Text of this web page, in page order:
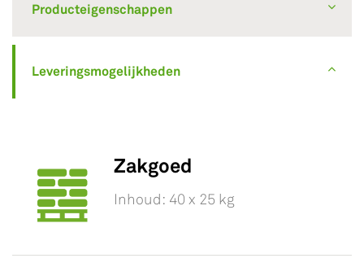
Producteigenschappen
Leveringsmogelijkheden
Zakgoed
Inhoud: 40 x 25 kg